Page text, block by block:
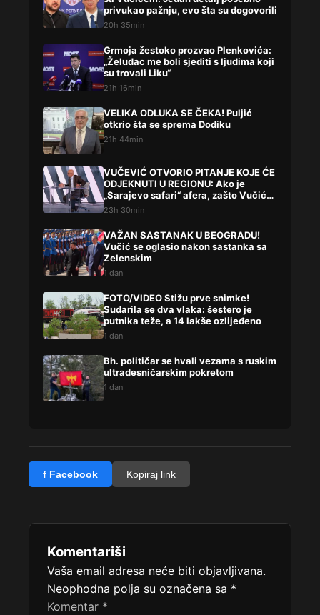
privukao pažnju, evo šta su dogovorili
20h 35min
Grmoja žestoko prozvao Plenkovića:
„Želudac me boli sjediti s ljudima koji
su trovali Liku“
21h 16min
VELIKA ODLUKA SE ČEKA! Puljić
otkrio šta se sprema Dodiku
21h 44min
VUČEVIĆ OTVORIO PITANJE KOJE ĆE
ODJEKNUTI U REGIONU: Ako je
„Sarajevo safari“ afera, zašto Vučića
niste procesuirali?!
23h 30min
VAŽAN SASTANAK U BEOGRADU!
Vučić se oglasio nakon sastanka sa
Zelenskim
1 dan
FOTO/VIDEO Stižu prve snimke!
Sudarila se dva vlaka: šestero je
putnika teže, a 14 lakše ozlijeđeno
1 dan
Bh. političar se hvali vezama s ruskim
ultradesničarskim pokretom
1 dan
f Facebook Kopiraj link
Komentariši
Vaša email adresa neće biti objavljivana.
Neophodna polja su označena sa *
Komentar *